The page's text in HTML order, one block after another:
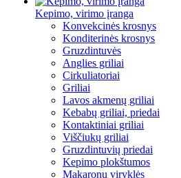
Kepimo, virimo įranga
Konvekcinės krosnys
Konditerinės krosnys
Gruzdintuvės
Anglies griliai
Cirkuliatoriai
Griliai
Lavos akmenų griliai
Kebabų griliai, priedai
Kontaktiniai griliai
Viščiukų griliai
Gruzdintuvių priedai
Kepimo plokštumos
Makaronų viryklės